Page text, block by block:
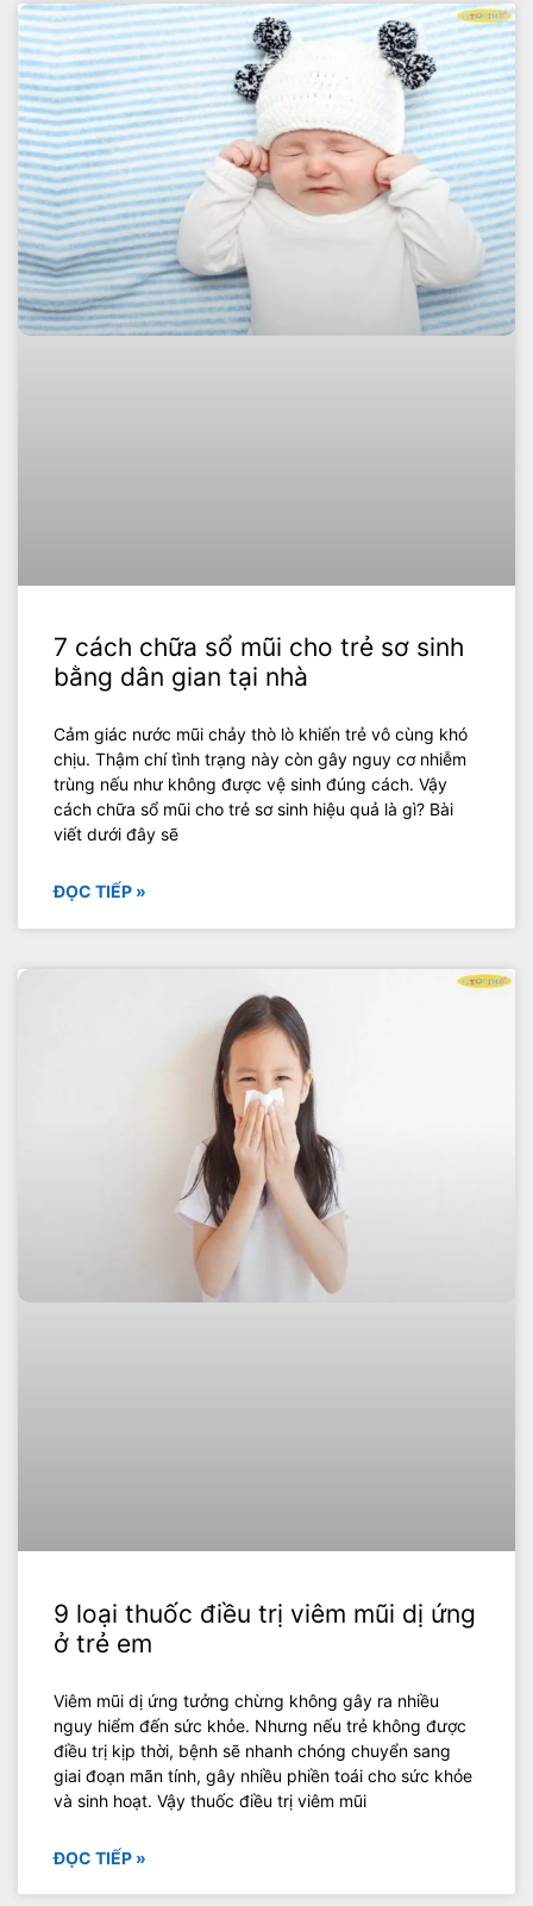
7 cách chữa sổ mũi cho trẻ sơ sinh
bằng dân gian tại nhà
Cảm giác nước mũi chảy thò lò khiến trẻ vô cùng khó
chịu. Thậm chí tình trạng này còn gây nguy cơ nhiễm
trùng nếu như không được vệ sinh đúng cách. Vậy
cách chữa sổ mũi cho trẻ sơ sinh hiệu quả là gì? Bài
viết dưới đây sẽ
ĐỌC TIẾP »
9 loại thuốc điều trị viêm mũi dị ứng
ở trẻ em
Viêm mũi dị ứng tưởng chừng không gây ra nhiều
nguy hiểm đến sức khỏe. Nhưng nếu trẻ không được
điều trị kịp thời, bệnh sẽ nhanh chóng chuyển sang
giai đoạn mãn tính, gây nhiều phiền toái cho sức khỏe
và sinh hoạt. Vậy thuốc điều trị viêm mũi
ĐỌC TIẾP »